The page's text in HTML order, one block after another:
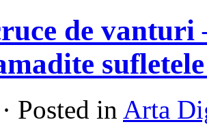
de vanturi
· Posted in Arta